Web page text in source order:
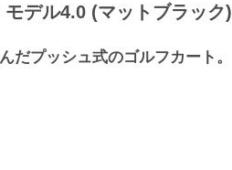
モデル4.0 (マットブラック)
だプッシュ式のゴルフカート。